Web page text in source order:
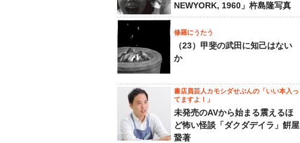
NEWYORK, 1960」杵島隆写真
修羅にうたう
（23）甲斐の武田に知己はない
か
書店員芸人カモシダせぶんの「いい本入っ
てますよ！」
未発売のAVから始まる震えるほ
ど怖い怪談「ダクダデイラ」餠屋
䖸著